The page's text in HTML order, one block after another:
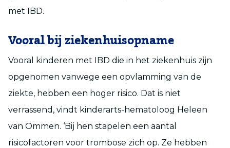
met IBD.
Vooral bij ziekenhuisopname
Vooral kinderen met IBD die in het ziekenhuis zijn
opgenomen vanwege een opvlamming van de
ziekte, hebben een hoger risico. Dat is niet
verrassend, vindt kinderarts-hematoloog Heleen
van Ommen. ‘Bij hen stapelen een aantal
risicofactoren voor trombose zich op. Ze hebben